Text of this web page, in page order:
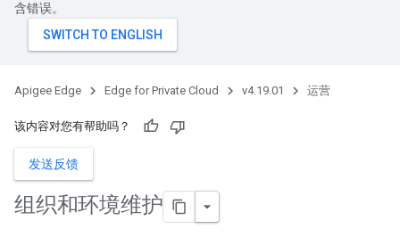
含错误。
Apigee Edge Edge for Private Cloud v4.19.01 运营
该内容对您有帮助吗？
发送反馈
组织和环境维护